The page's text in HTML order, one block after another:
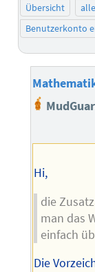
Übersicht
Benutzerkonto
Hi,
die
man das
einfach
Die